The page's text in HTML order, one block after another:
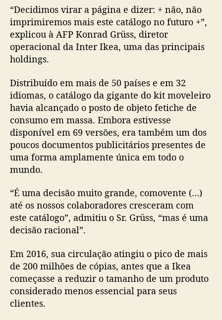
“Decidimos virar a página e dizer: + não, não
imprimiremos mais este catálogo no futuro +”,
explicou à AFP Konrad Grüss, diretor
operacional da Inter Ikea, uma das principais
holdings.
Distribuído em mais de 50 países e em 32
idiomas, o catálogo da gigante do kit moveleiro
havia alcançado o posto de objeto fetiche de
consumo em massa. Embora estivesse
disponível em 69 versões, era também um dos
poucos documentos publicitários presentes de
uma forma amplamente única em todo o
mundo.
“É uma decisão muito grande, comovente (…)
até os nossos colaboradores cresceram com
este catálogo”, admitiu o Sr. Grüss, “mas é uma
decisão racional”.
Em 2016, sua circulação atingiu o pico de mais
de 200 milhões de cópias, antes que a Ikea
começasse a reduzir o tamanho de um produto
considerado menos essencial para seus
clientes.